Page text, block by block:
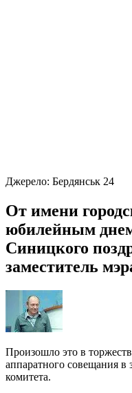
Джерело: Бердянськ 24
От имени
юбилейным
Синицкого
заместитель
Произошло это в
аппаратного совещания в
комитета.